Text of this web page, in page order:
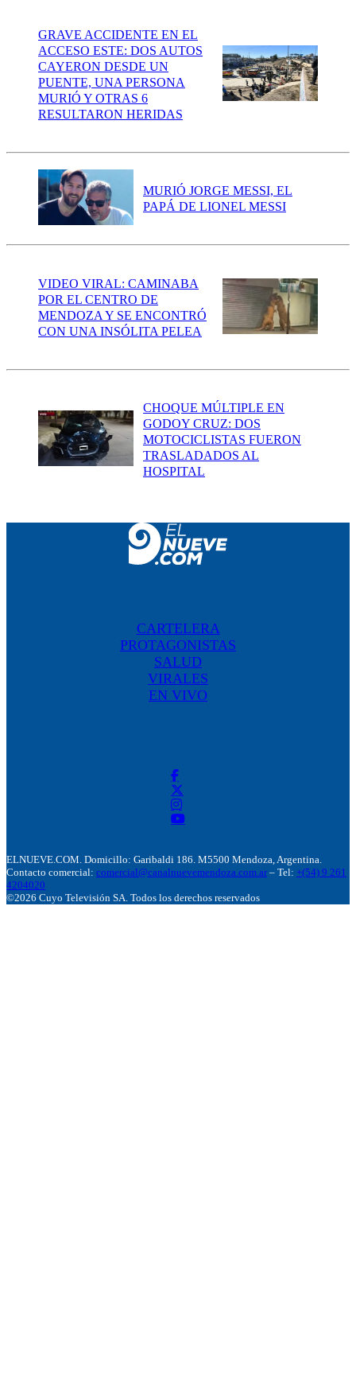
GRAVE ACCIDENTE EN EL
ACCESO ESTE: DOS AUTOS
CAYERON DESDE UN
PUENTE, UNA PERSONA
MURIÓ Y OTRAS 6
RESULTARON HERIDAS
MURIÓ JORGE MESSI, EL
PAPÁ DE LIONEL MESSI
VIDEO VIRAL: CAMINABA
POR EL CENTRO DE
MENDOZA Y SE ENCONTRÓ
CON UNA INSÓLITA PELEA
CHOQUE MÚLTIPLE EN
GODOY CRUZ: DOS
MOTOCICLISTAS FUERON
TRASLADADOS AL
HOSPITAL
CARTELERA
PROTAGONISTAS
SALUD
VIRALES
EN VIVO
ELNUEVE.COM. Domicillo: Garibaldi 186. M5500 Mendoza, Argentina.
Contacto comercial: comercial@canalnuevemendoza.com.ar – Tel: +(54) 9 261
4204020
©2026 Cuyo Televisión SA. Todos los derechos reservados